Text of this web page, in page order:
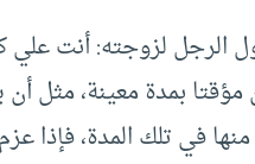
الرجل لزوجته: أنت علي
بمدة معينة، مثل
في تلك المدة، فإذا